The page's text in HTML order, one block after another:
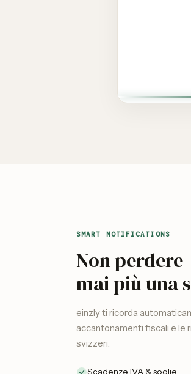
SMART NOTIFICATIONS
Non perdere
mai più una
einzly ti ricorda
accantonamenti fiscali e le
svizzeri.
Scadenze IVA & soglie